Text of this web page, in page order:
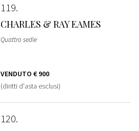
119
CHARLES & RAY EAMES
Quattro sedie
VENDUTO € 900
(diritti d'asta esclusi)
120